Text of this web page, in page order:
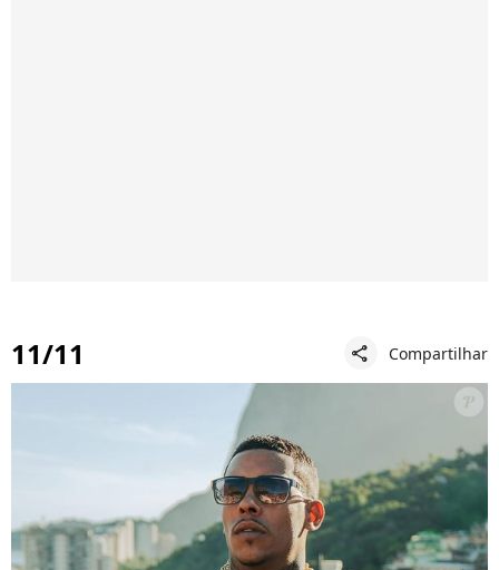
11/11 share Compartilhar